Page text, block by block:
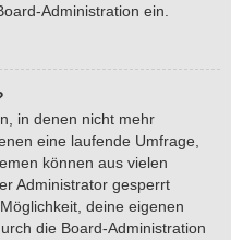
Administration ein.
in denen nicht mehr
eine laufende Umfrage,
können aus vielen
Administrator gesperrt
deine eigenen
die Board-Administration